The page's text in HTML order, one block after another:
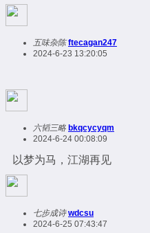
五味杂陈 ftecagan247
2024-6-23 13:20:05
六韬三略 bkqcycyqm
2024-6-24 00:08:09
以梦为马，江湖再见
七步成诗 wdcsu
2024-6-25 07:43:47